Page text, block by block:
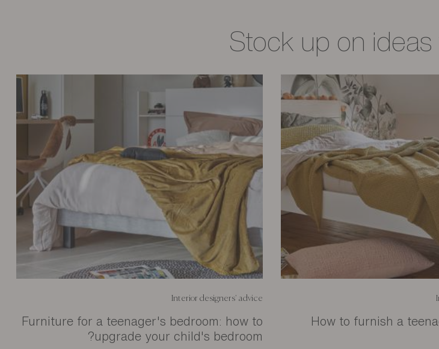
Stock up on
How to furnish a
Interior designers' advice
Furniture for a teenager's bedroom: how to
upgrade your child's bedroom?